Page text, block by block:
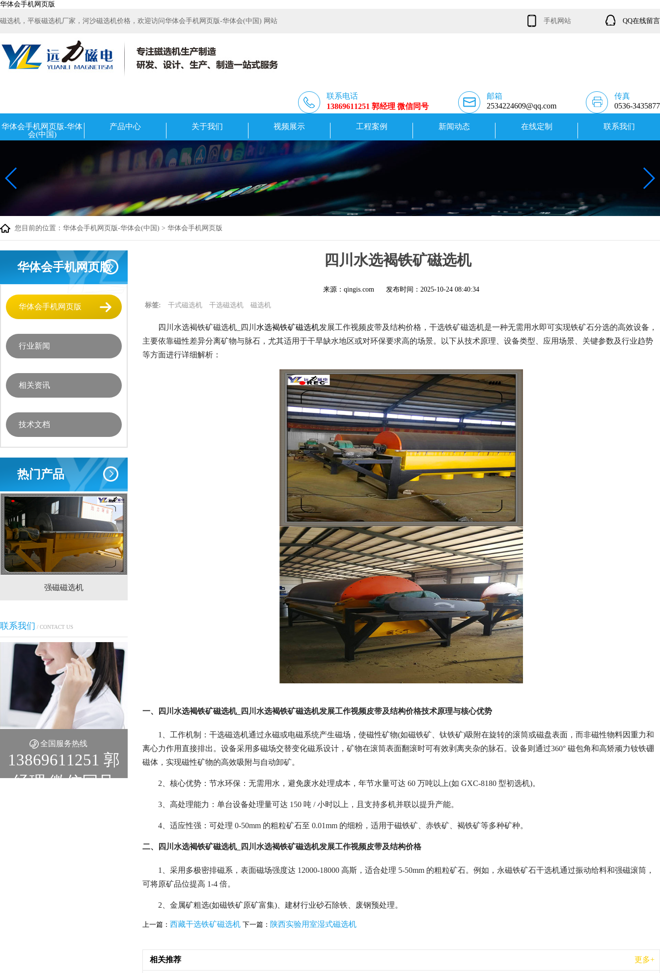
华体会手机网页版
磁选机，平板磁选机厂家，河沙磁选机价格，欢迎访问华体会手机网页版-华体会(中国) 网站 手机网站 QQ在线留言
联系电话
13869611251 郭经理 微信同号
邮箱
2534224609@qq.com
传真
0536-3435877
华体会手机网页版-华体
会(中国)
产品中心 关于我们 视频展示 工程案例 新闻动态 在线定制 联系我们
您目前的位置： 华体会手机网页版-华体会(中国) > 华体会手机网页版
华体会手机网页版
华体会手机网页版
行业新闻
相关资讯
技术文档
热门产品
强磁磁选机 稀土永磁辊式强磁选机 RCT系列全磁永磁滚筒
联系我们 / CONTACT US
全国服务热线
13869611251 郭
经理 微信同号
四川水选褐铁矿磁选机
来源：qingis.com 发布时间： 2025-10-24 08:40:34
标签: 干式磁选机 干选磁选机 磁选机
四川水选褐铁矿磁选机_四川 水选褐铁矿磁选机发展工作视频皮带及结构价格，干选铁矿磁选机是一种无需用水即可实现铁矿石分选的高效设备，
主要依靠磁性差异分离矿物与脉石，尤其适用于干旱缺水地区或对环保要求高的场景。以下从技术原理、设备类型、应用场景、关键参数及行业趋势
等方面进行详细解析：
一、四川水选褐铁矿磁选机_四川水选褐铁矿磁选机发展工作视频皮带及结构价格技术原理与核心优势
1、工作机制： 干选磁选机通过永磁或电磁系统产生磁场，使磁性矿物(如磁铁矿、钛铁矿)吸附在旋转的滚筒或磁盘表面，而非磁性物料因重力和
离心力作用直接排出。设备采用多磁场交替变化磁系设计，矿物在滚筒表面翻滚时可有效剥离夹杂的脉石。设备则通过360° 磁包角和高矫顽力钕铁硼
磁体，实现磁性矿物的高效吸附与自动卸矿。
2、核心优势： 节水环保：无需用水，避免废水处理成本，年节水量可达 60 万吨以上(如 GXC-8180 型初选机)。
3、高处理能力：单台设备处理量可达 150 吨 / 小时以上，且支持多机并联以提升产能。
4、适应性强：可处理 0-50mm 的粗粒矿石至 0.01mm 的细粉，适用于磁铁矿、赤铁矿、褐铁矿等多种矿种。
二、四川水选褐铁矿磁选机_四川水选褐铁矿磁选机发展工作视频皮带及结构价格
1、采用多极密排磁系，表面磁场强度达 12000-18000 高斯，适合处理 5-50mm 的粗粒矿石。例如，永磁铁矿石干选机通过振动给料和强磁滚筒，
可将原矿品位提高 1-4 倍。
2、金属矿粗选(如磁铁矿原矿富集)、建材行业砂石除铁、废钢预处理。
上一篇： 西藏干选铁矿磁选机 下一篇： 陕西实验用室湿式磁选机
相关推荐 更多+